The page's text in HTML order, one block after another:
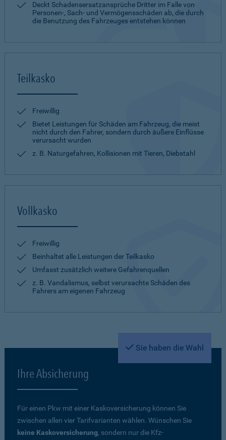
Deckt Schadensersatzansprüche Dritter im Falle von
Personen-, Sach- und Vermögensschäden ab, die durch
die Benutzung des Fahrzeuges entstehen können
Teilkasko
Freiwillig
Bietet Leistungen für Schäden am Fahrzeug, die meist
nicht durch den Fahrer, sondern durch äußere Einflüsse
verursacht wurden
z. B. Naturgefahren, Kollisionen mit Tieren, Diebstahl
Vollkasko
Freiwillig
Beinhaltet alle Leistungen der Teilkasko
Umfasst zusätzlich weitere Gefahrenquellen
z. B. Vandalismus, selbst verursachte Schäden des
Fahrers am eigenen Fahrzeug
Sie haben die Wahl
Ihre Absicherung
Für einen Pkw mit einer Kaskoversicherung können Sie
zwischen allen vier Tarifvarianten wählen. Wünschen Sie
keine Kaskoversicherung, sondern nur die Kfz-